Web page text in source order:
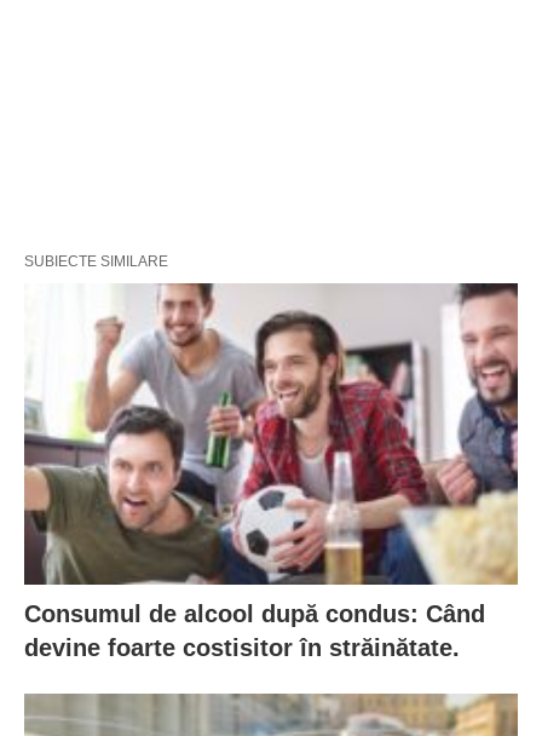
SUBIECTE SIMILARE
Consumul de alcool după condus: Când
devine foarte costisitor în străinătate.